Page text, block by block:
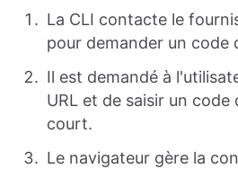
La CLI contacte le
pour demander un code
Il est demandé à
URL et de saisir un
court.
Le navigateur gère la